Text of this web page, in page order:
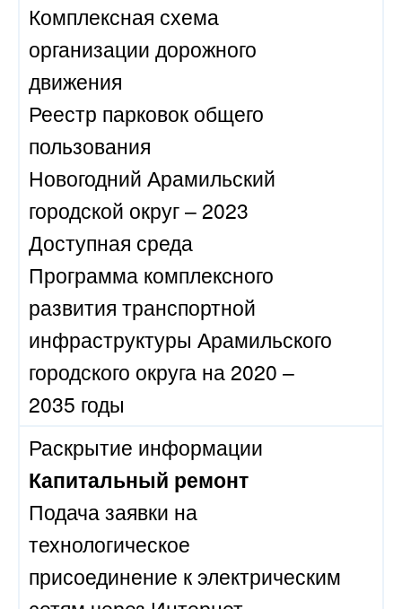
Комплексная схема
организации дорожного
движения
Реестр парковок общего
пользования
Новогодний Арамильский
городской округ – 2023
Доступная среда
Программа комплексного
развития транспортной
инфраструктуры Арамильского
городского округа на 2020 –
2035 годы
Раскрытие информации
Капитальный ремонт
Подача заявки на
технологическое
присоединение к электрическим